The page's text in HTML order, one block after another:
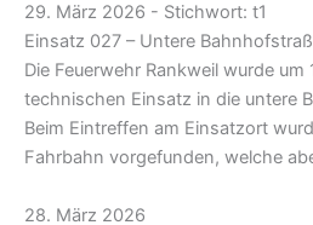
29. März 2026 - Stichwort: t1
Einsatz 027 – Untere
Die Feuerwehr Rankweil wurde
technischen Einsatz in die untere
Beim Eintreffen am Einsatzort
Fahrbahn vorgefunden, welche
28. März 2026